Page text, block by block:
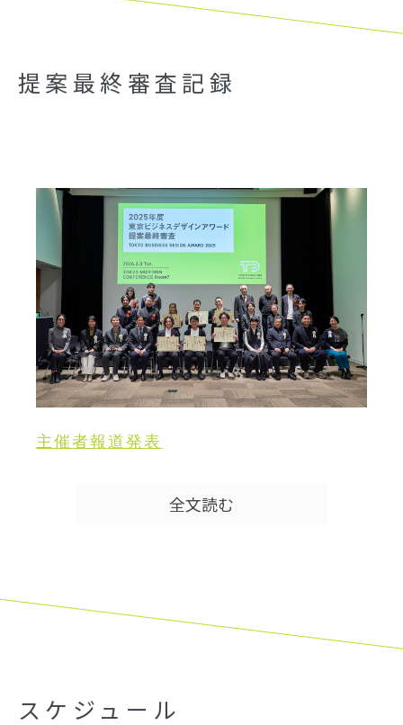
提案最終審査記録​
主催者報道発表
全文読む
スケジュール